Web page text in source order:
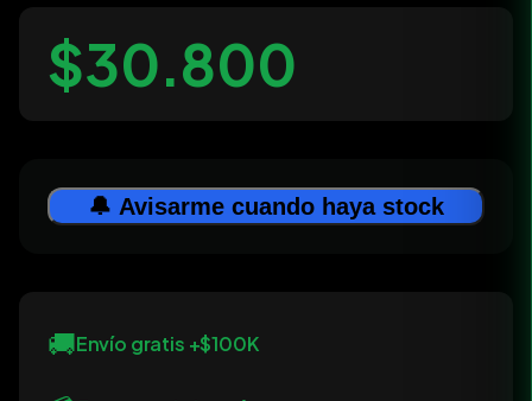
$30.800
🔔 Avisarme cuando haya stock
🚚Envío gratis +$100K